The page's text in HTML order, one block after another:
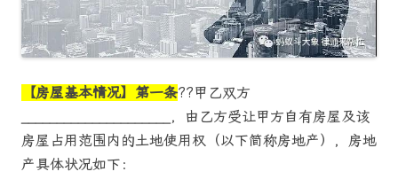
【房屋基本情况】 第一条??甲乙双方
_____________________，由乙方受让甲方自有房屋及该
房屋占用范围内的土地使用权（以下简称房地产），房地
产具体状况如下：